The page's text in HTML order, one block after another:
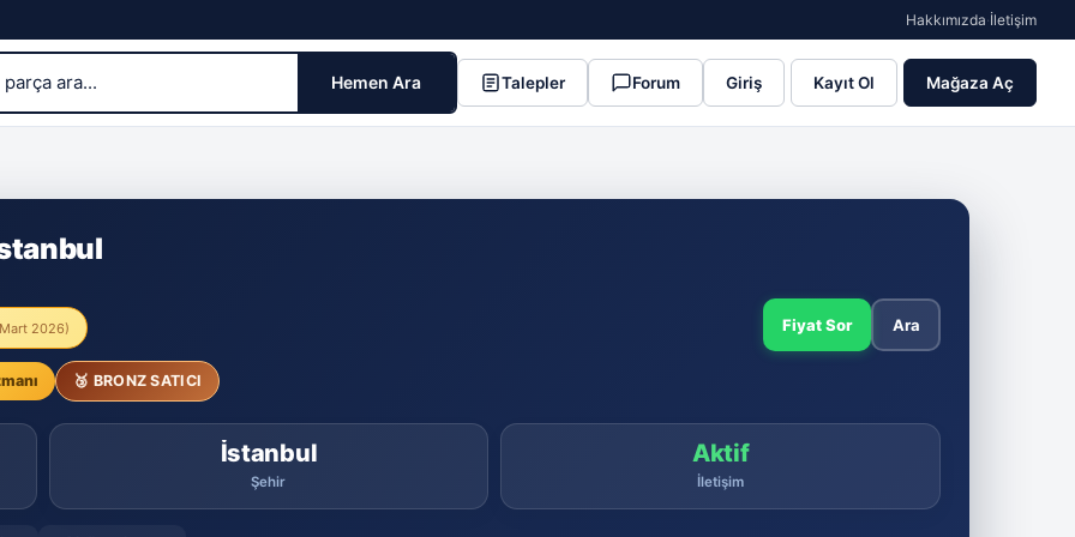
Hakkımızda·İletişim
Hemen Ara Talepler Forum Giriş Kayıt Ol Mağaza Aç
2026)
🥉 BRONZ SATICI
Fiyat Sor Ara
İstanbul
Şehir
Aktif
İletişim